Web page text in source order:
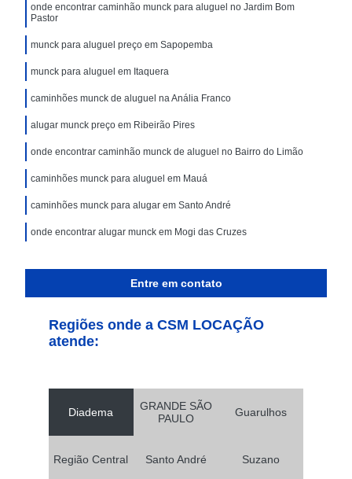
onde encontrar caminhão munck para aluguel no Jardim Bom
Pastor
munck para aluguel preço em Sapopemba
munck para aluguel em Itaquera
caminhões munck de aluguel na Anália Franco
alugar munck preço em Ribeirão Pires
onde encontrar caminhão munck de aluguel no Bairro do Limão
caminhões munck para aluguel em Mauá
caminhões munck para alugar em Santo André
onde encontrar alugar munck em Mogi das Cruzes
Entre em contato
Regiões onde a CSM LOCAÇÃO
atende:
Diadema
GRANDE SÃO
PAULO
Guarulhos
Região Central Santo André Suzano